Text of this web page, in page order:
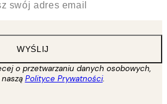
WYŚLIJ
o przetwarzaniu danych osobowych,
Polityce Prywatności.